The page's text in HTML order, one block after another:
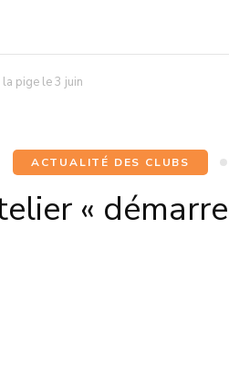
pige le 3 juin
ACTUALITÉ DES CLUBS
«